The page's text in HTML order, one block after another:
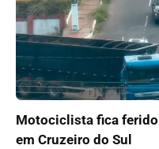
Motociclista fica
em Cruzeiro do Sul